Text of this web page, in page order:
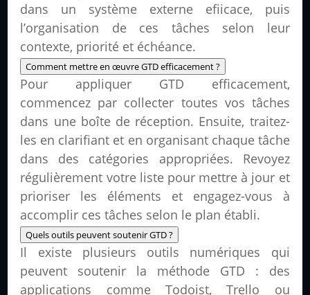
dans un système externe efiicace, puis
l’organisation de ces tâches selon leur
contexte, priorité et échéance.
Comment mettre en œuvre GTD efficacement ?
Pour appliquer GTD efficacement,
commencez par collecter toutes vos tâches
dans une boîte de réception. Ensuite, traitez-
les en clarifiant et en organisant chaque tâche
dans des catégories appropriées. Revoyez
régulièrement votre liste pour mettre à jour et
prioriser les éléments et engagez-vous à
accomplir ces tâches selon le plan établi.
Quels outils peuvent soutenir GTD ?
Il existe plusieurs outils numériques qui
peuvent soutenir la méthode GTD : des
applications comme Todoist, Trello ou